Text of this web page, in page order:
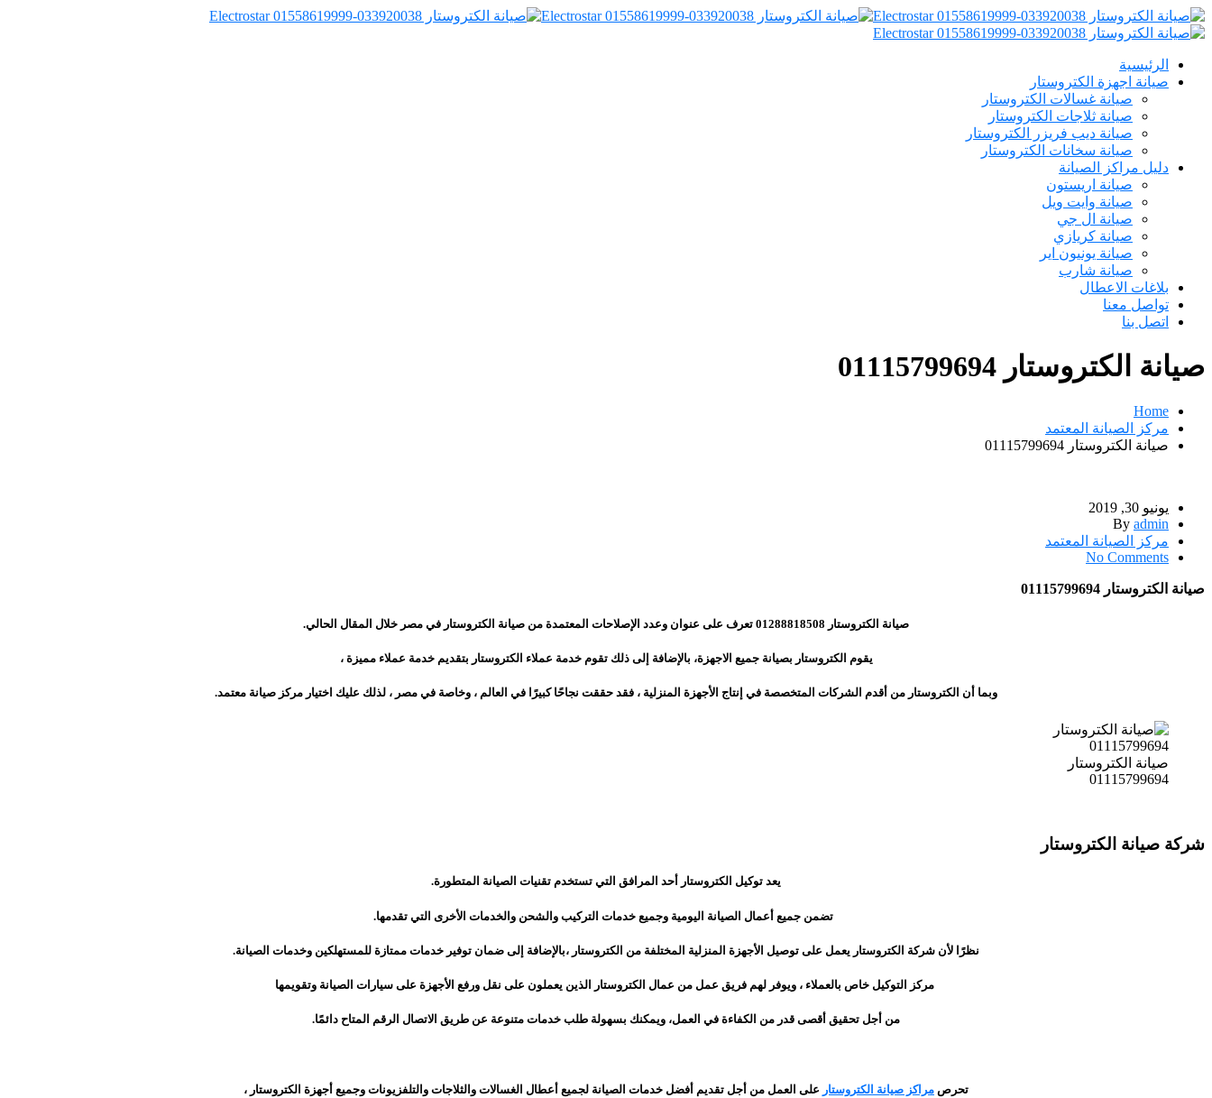
الرئيسية
صيانة اجهزة الكتروستار
صيانة غسالات الكتروستار
صيانة ثلاجات الكتروستار
صيانة ديب فريزر الكتروستار
صيانة سخانات الكتروستار
دليل مراكز الصيانة
صيانة اريستون
صيانة وايت ويل
صيانة ال جي
صيانة كريازي
صيانة يونيون اير
صيانة شارب
بلاغات الاعطال
تواصل معنا
اتصل بنا
صيانة الكتروستار 01115799694
Home
مركز الصيانة المعتمد
صيانة الكتروستار 01115799694
يونيو 30, 2019
By admin
مركز الصيانة المعتمد
No Comments
صيانة الكتروستار 01115799694
صيانة الكتروستار 01288818508 تعرف على عنوان وعدد الإصلاحات المعتمدة من صيانة الكتروستار في مصر خلال المقال الحالي.
يقوم الكتروستار بصيانة جميع الاجهزة، بالإضافة إلى ذلك تقوم خدمة عملاء الكتروستار بتقديم خدمة عملاء مميزة ،
وبما أن الكتروستار من أقدم الشركات المتخصصة في إنتاج الأجهزة المنزلية ، فقد حققت نجاحًا كبيرًا في العالم ، وخاصة في مصر ، لذلك عليك اختيار مركز صيانة معتمد.
صيانة الكتروستار
01115799694
شركة صيانة الكتروستار
يعد توكيل الكتروستار أحد المرافق التي تستخدم تقنيات الصيانة المتطورة.
تضمن جميع أعمال الصيانة اليومية وجميع خدمات التركيب والشحن والخدمات الأخرى التي تقدمها.
نظرًا لأن شركة الكتروستار يعمل على توصيل الأجهزة المنزلية المختلفة من الكتروستار ،بالإضافة إلى ضمان توفير خدمات ممتازة للمستهلكين وخدمات الصيانة.
مركز التوكيل خاص بالعملاء ، ويوفر لهم فريق عمل من عمال الكتروستار الذين يعملون على نقل ورفع الأجهزة على سيارات الصيانة وتقويمها
من أجل تحقيق أقصى قدر من الكفاءة في العمل، ويمكنك بسهولة طلب خدمات متنوعة عن طريق الاتصال الرقم المتاح دائمًا.
تحرص مراكز صيانة الكتروستار على العمل من أجل تقديم أفضل خدمات الصيانة لجميع أعطال الغسالات والثلاجات والتلفزيونات وجميع أجهزة الكتروستار ،